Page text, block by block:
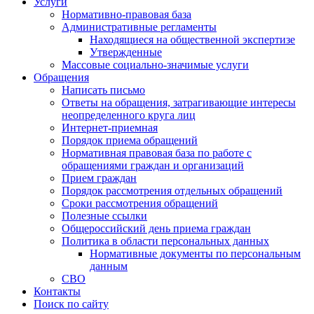
Нормативно-правовая база
Административные регламенты
Находящиеся на общественной экспертизе
Утвержденные
Массовые социально-значимые услуги
Обращения
Написать письмо
Ответы на обращения, затрагивающие интересы
неопределенного круга лиц
Интернет-приемная
Порядок приема обращений
Нормативная правовая база по работе с
обращениями граждан и организаций
Прием граждан
Порядок рассмотрения отдельных обращений
Сроки рассмотрения обращений
Полезные ссылки
Общероссийский день приема граждан
Политика в области персональных данных
Нормативные документы по персональным
данным
СВО
Контакты
Поиск по сайту